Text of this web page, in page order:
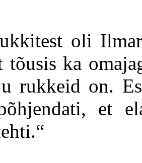
oli
tõusis ka
rukkeid on.
et